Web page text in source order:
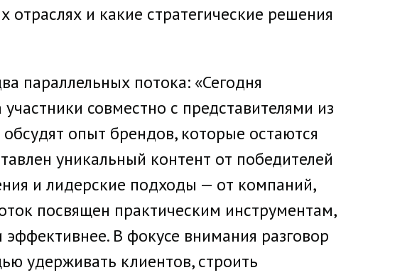
отраслях и какие стратегические решения
параллельных потока: «Сегодня
совместно с представителями из
опыт брендов, которые остаются
уникальный контент от победителей
и лидерские подходы — от компаний,
посвящен практическим инструментам,
В фокусе внимания разговор
удерживать клиентов, строить